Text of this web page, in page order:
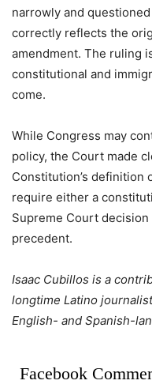
narrowly and
correctly reflects the
amendment. The ruling
constitutional and
come.
While Congress may
policy, the Court made
Constitution’s
require either a
Supreme Court
precedent.
Isaac Cubillos is a
longtime Latino
English- and Spanish-
Facebook